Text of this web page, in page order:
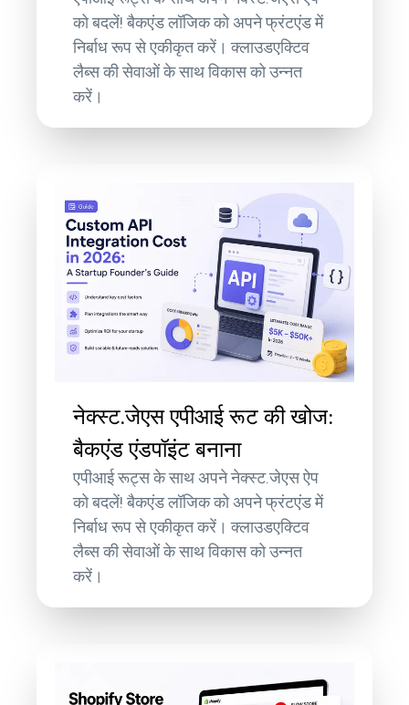
को बदलें! बैकएंड लॉजिक को अपने फ्रंटएंड में
निर्बाध रूप से एकीकृत करें। क्लाउडएक्टिव
लैब्स की सेवाओं के साथ विकास को उन्नत
करें।
नेक्स्ट.जेएस एपीआई रूट की खोज:
बैकएंड एंडपॉइंट बनाना
एपीआई रूट्स के साथ अपने नेक्स्ट.जेएस ऐप
को बदलें! बैकएंड लॉजिक को अपने फ्रंटएंड में
निर्बाध रूप से एकीकृत करें। क्लाउडएक्टिव
लैब्स की सेवाओं के साथ विकास को उन्नत
करें।